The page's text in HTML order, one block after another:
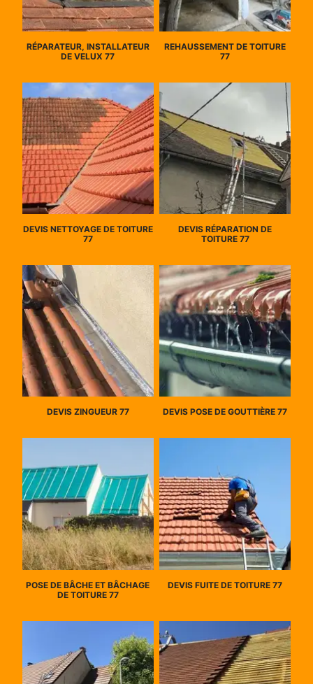
RÉPARATEUR, INSTALLATEUR
DE VELUX 77
REHAUSSEMENT DE TOITURE
77
DEVIS NETTOYAGE DE TOITURE
77
DEVIS RÉPARATION DE
TOITURE 77
DEVIS ZINGUEUR 77 DEVIS POSE DE GOUTTIÈRE 77
POSE DE BÂCHE ET BÂCHAGE
DE TOITURE 77
DEVIS FUITE DE TOITURE 77